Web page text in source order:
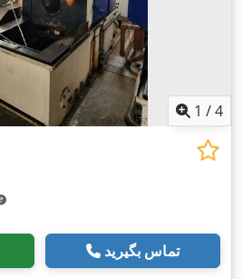
1 /4
تماس بگیرید